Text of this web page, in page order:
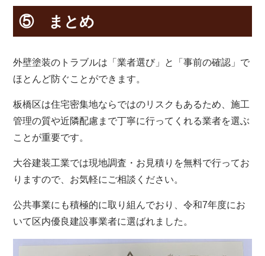
⑤ まとめ
外壁塗装のトラブルは「業者選び」と「事前の確認」で
ほとんど防ぐことができます。
板橋区は住宅密集地ならではのリスクもあるため、施工
管理の質や近隣配慮まで丁寧に行ってくれる業者を選ぶ
ことが重要です。
大谷建装工業では現地調査・お見積りを無料で行ってお
りますので、お気軽にご相談ください。
公共事業にも積極的に取り組んでおり、令和7年度にお
いて区内優良建設事業者に選ばれました。